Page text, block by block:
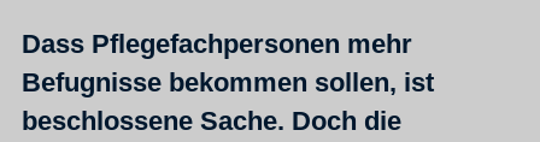
Dass Pflegefachpersonen mehr
Befugnisse bekommen sollen, ist
beschlossene Sache. Doch die